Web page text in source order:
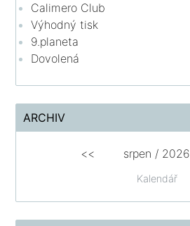
Calimero Club
Výhodný tisk
9.planeta
Dovolená
ARCHIV
Kalendář
<< srpen / 2026